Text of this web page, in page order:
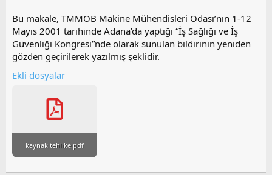
Bu makale, TMMOB Makine Mühendisleri Odası’nın 1-12
Mayıs 2001 tarihinde Adana’da yaptığı “İş Sağlığı ve İş
Güvenliği Kongresi”nde olarak sunulan bildirinin yeniden
gözden geçirilerek yazılmış şeklidir.
Ekli dosyalar
kaynak tehlike.pdf